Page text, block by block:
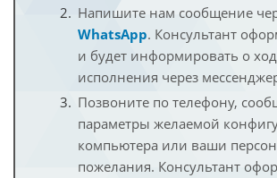
Напишите нам сообщение
WhatsApp. Консультант
и будет информировать о
исполнения через
Позвоните по телефону,
параметры желаемой
компьютера или ваши
пожелания. Консультант